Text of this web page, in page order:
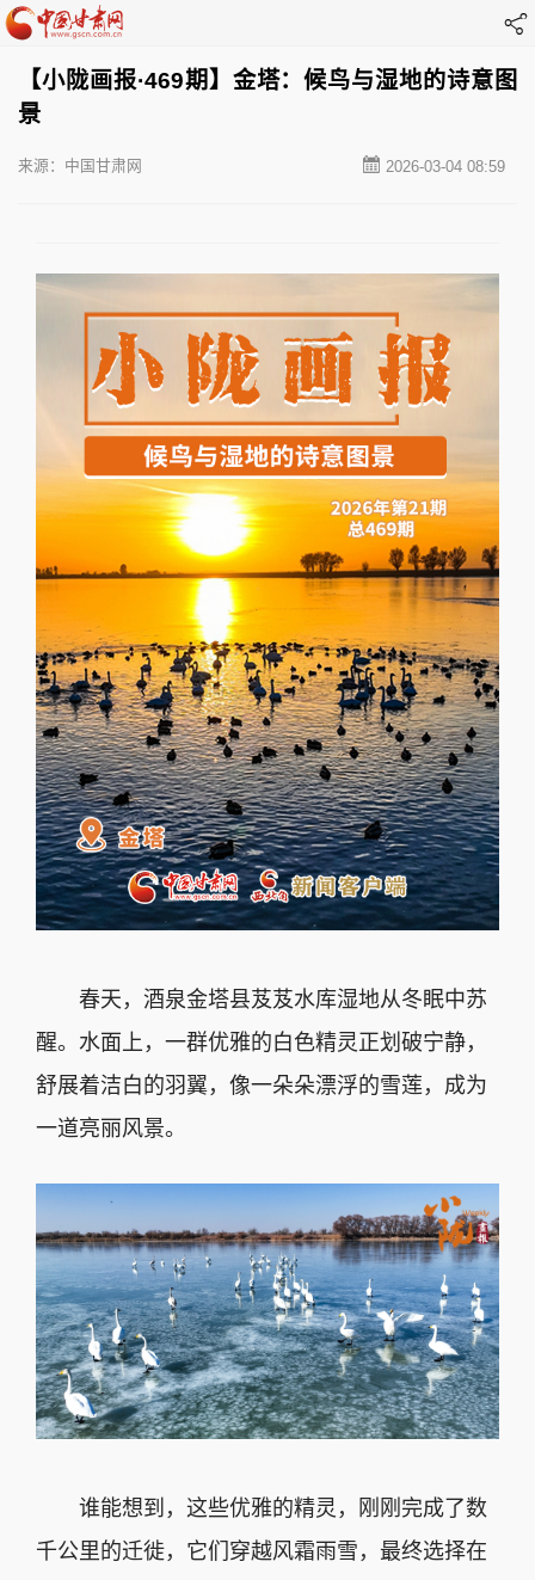
【小陇画报·469期】金塔：候鸟与湿地的诗意图
景
2026-03-04 08:59
来源：中国甘肃网
春天，酒泉金塔县芨芨水库湿地从冬眠中苏
醒。水面上，一群优雅的白色精灵正划破宁静，
舒展着洁白的羽翼，像一朵朵漂浮的雪莲，成为
一道亮丽风景。
谁能想到，这些优雅的精灵，刚刚完成了数
千公里的迁徙，它们穿越风霜雨雪，最终选择在